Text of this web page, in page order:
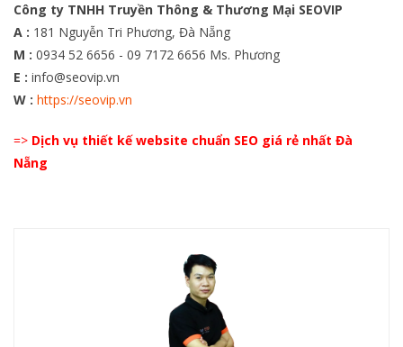
Công ty TNHH Truyền Thông & Thương Mại SEOVIP
A : 181 Nguyễn Tri Phương, Đà Nẵng
M : 0934 52 6656 - 09 7172 6656 Ms. Phương
E : info@seovip.vn
W : https://seovip.vn
=> Dịch vụ thiết kế website chuẩn SEO giá rẻ nhất Đà
Nẵng